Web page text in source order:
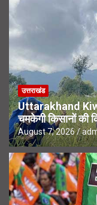
उत्तराखंड
Uttarakhand
चमकेगी किसानों की
August 7, 2026